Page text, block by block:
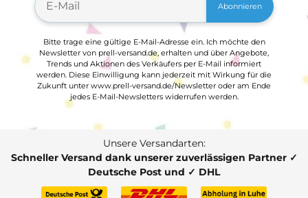
Abonnieren
Bitte trage eine gültige E-Mail-Adresse ein. Ich möchte den
Newsletter von prell-versand.de, erhalten und über Angebote,
Trends und Aktionen des Verkäufers per E-Mail informiert
werden. Diese Einwilligung kann jederzeit mit Wirkung für die
Zukunft unter www.prell-versand.de/Newsletter oder am Ende
jedes E-Mail-Newsletters widerrufen werden.
Unsere Versandarten:
Schneller Versand dank unserer zuverlässigen Partner ✓
Deutsche Post und ✓ DHL